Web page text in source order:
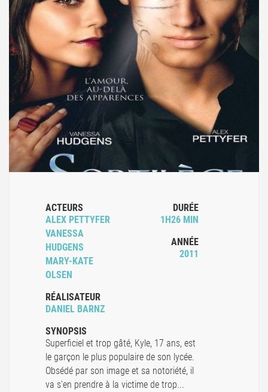
ACTEURS
ALEX PETTYFER
VANESSA
HUDGENS
MARY-KATE
OLSEN
RÉALISATEUR
DANIEL BARNZ
DURÉE
1H26 MIN
ANNÉE
2011
SYNOPSIS
Superficiel et trop gâté, Kyle, 17 ans, est
le garçon le plus populaire de son lycée.
Obsédé par son image et sa notoriété, il
va s'en prendre à la victime de trop...